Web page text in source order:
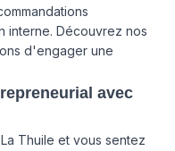
interne. Découvrez nos
d'engager une
avec
Thuile et vous sentez